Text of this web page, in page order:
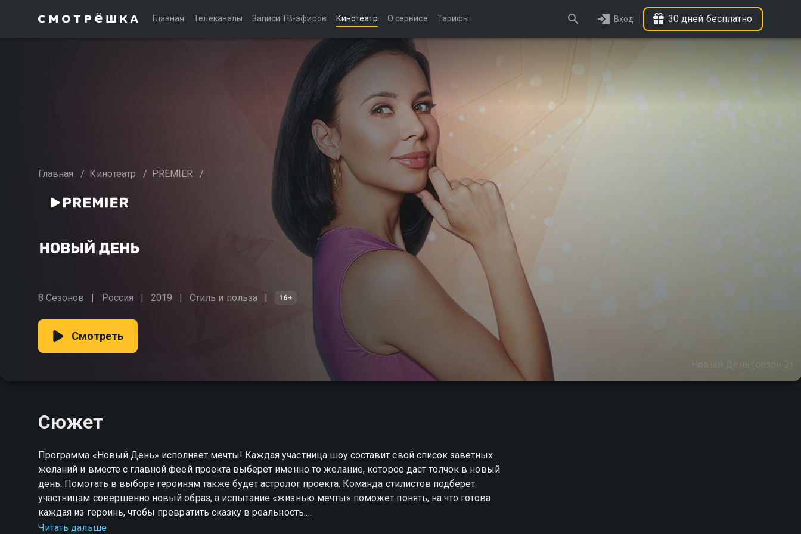
Главная Телеканалы Записи ТВ-эфиров Кинотеатр О сервисе Тарифы Вход 30 дней бесплатно
Главная / Кинотеатр / PREMIER /
8 Сезонов Россия 2019 Стиль и польза 16+
Смотреть
Сюжет
Программа «Новый День» исполняет мечты! Каждая участница шоу составит свой список заветных
желаний и вместе с главной феей проекта выберет именно то желание, которое даст толчок в новый
день. Помогать в выборе героиням также будет астролог проекта. Команда стилистов подберет
участницам совершенно новый образ, а испытание «жизнью мечты» поможет понять, на что готова
каждая из героинь, чтобы превратить сказку в реальность.
Читать дальше